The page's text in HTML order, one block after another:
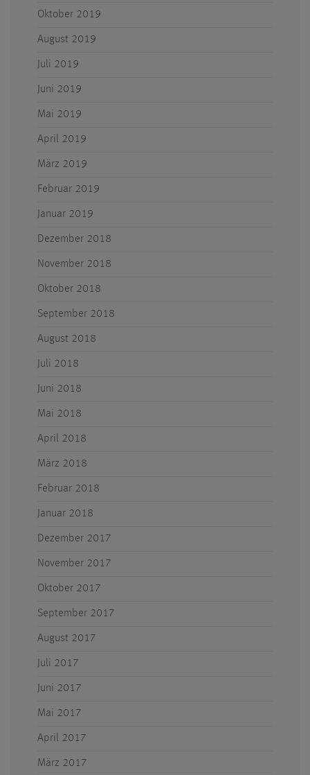
Oktober 2019
August 2019
Juli 2019
Juni 2019
Mai 2019
April 2019
März 2019
Februar 2019
Januar 2019
Dezember 2018
November 2018
Oktober 2018
September 2018
August 2018
Juli 2018
Juni 2018
Mai 2018
April 2018
März 2018
Februar 2018
Januar 2018
Dezember 2017
November 2017
Oktober 2017
September 2017
August 2017
Juli 2017
Juni 2017
Mai 2017
April 2017
März 2017